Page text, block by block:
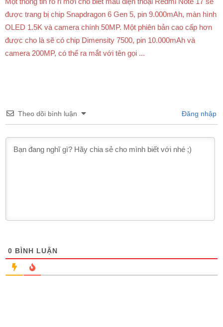
được trang bị chip Snapdragon 6 Gen 5, pin 9.000mAh, màn hình
OLED 1.5K và camera chính 50MP. Một phiên bản cao cấp hơn
được cho là sẽ có chip Dimensity 7500, pin 10.000mAh và
camera 200MP, có thể ra mắt với tên gọi ...
Theo dõi bình luận Đăng nhập
0 BÌNH LUẬN